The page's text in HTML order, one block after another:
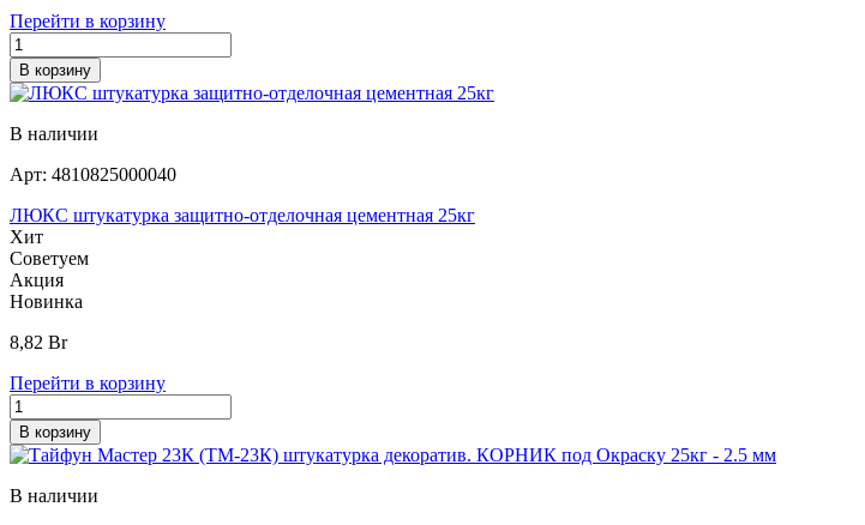
Перейти в корзину
В корзину
В наличии
Арт: 4810825000040
ЛЮКС штукатурка защитно-отделочная цементная 25кг
Хит
Советуем
Акция
Новинка
8,82 Br
Перейти в корзину
В корзину
В наличии